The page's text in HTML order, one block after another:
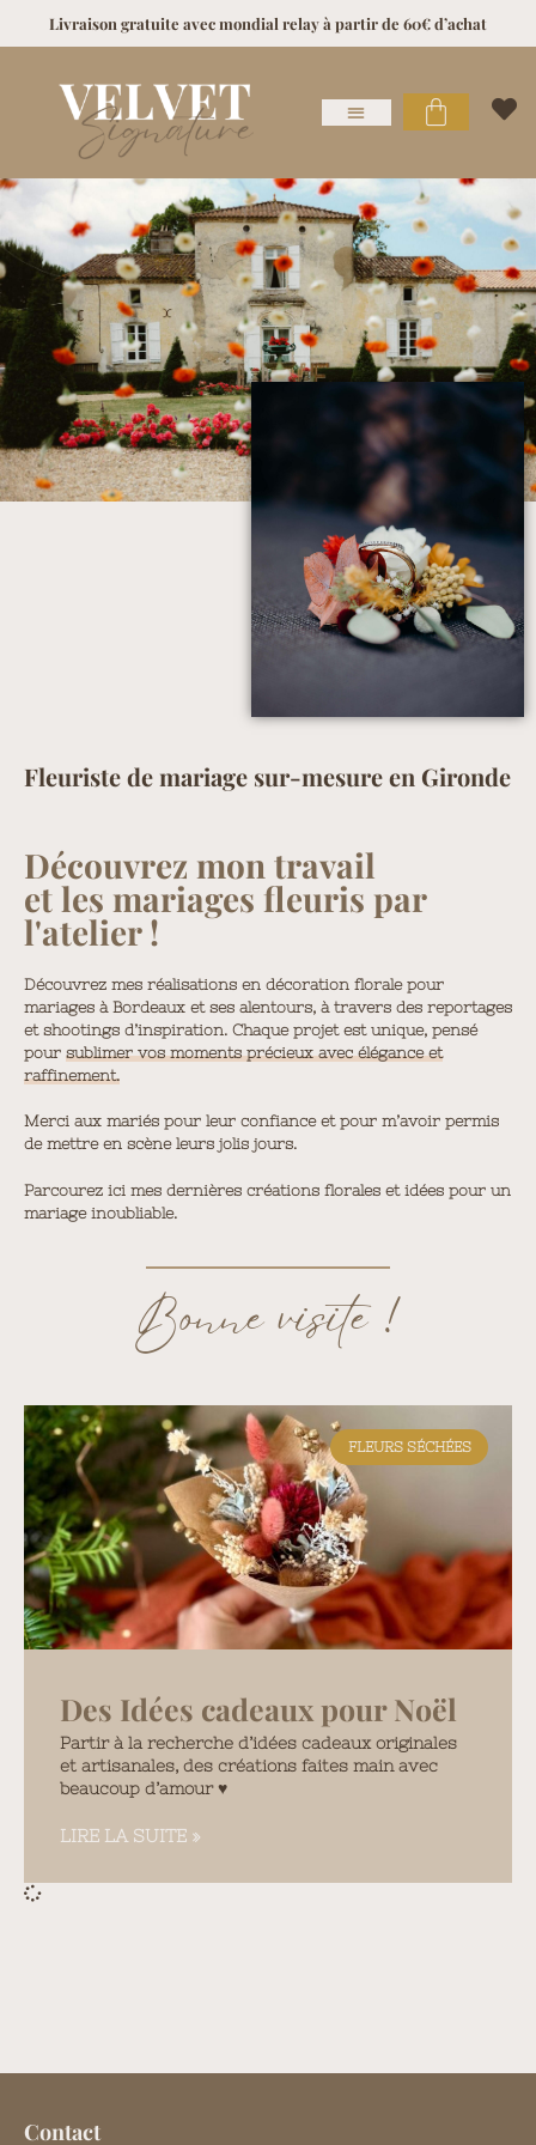
Livraison gratuite avec mondial relay à partir de 60€ d’achat
Fleuriste de mariage sur-mesure en Gironde
Découvrez mon travail
et les mariages fleuris par
l'atelier !
Découvrez mes réalisations en décoration florale pour
mariages à Bordeaux et ses alentours, à travers des reportages
et shootings d’inspiration. Chaque projet est unique, pensé
pour sublimer vos moments précieux avec élégance et
raffinement.
Merci aux mariés pour leur confiance et pour m’avoir permis
de mettre en scène leurs jolis jours.
Parcourez ici mes dernières créations florales et idées pour un
mariage inoubliable.
Bonne visite !
FLEURS SÉCHÉES
Des Idées cadeaux pour Noël
Partir à la recherche d’idées cadeaux originales
et artisanales, des créations faites main avec
beaucoup d’amour ♥️
LIRE LA SUITE »
Contact